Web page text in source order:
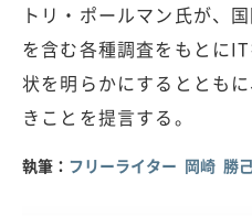
トリ・ポールマン氏が、
を含む各種調査をもとに
状を明らかにするととも
きことを提言する。
執筆： フリーライター 岡崎 勝